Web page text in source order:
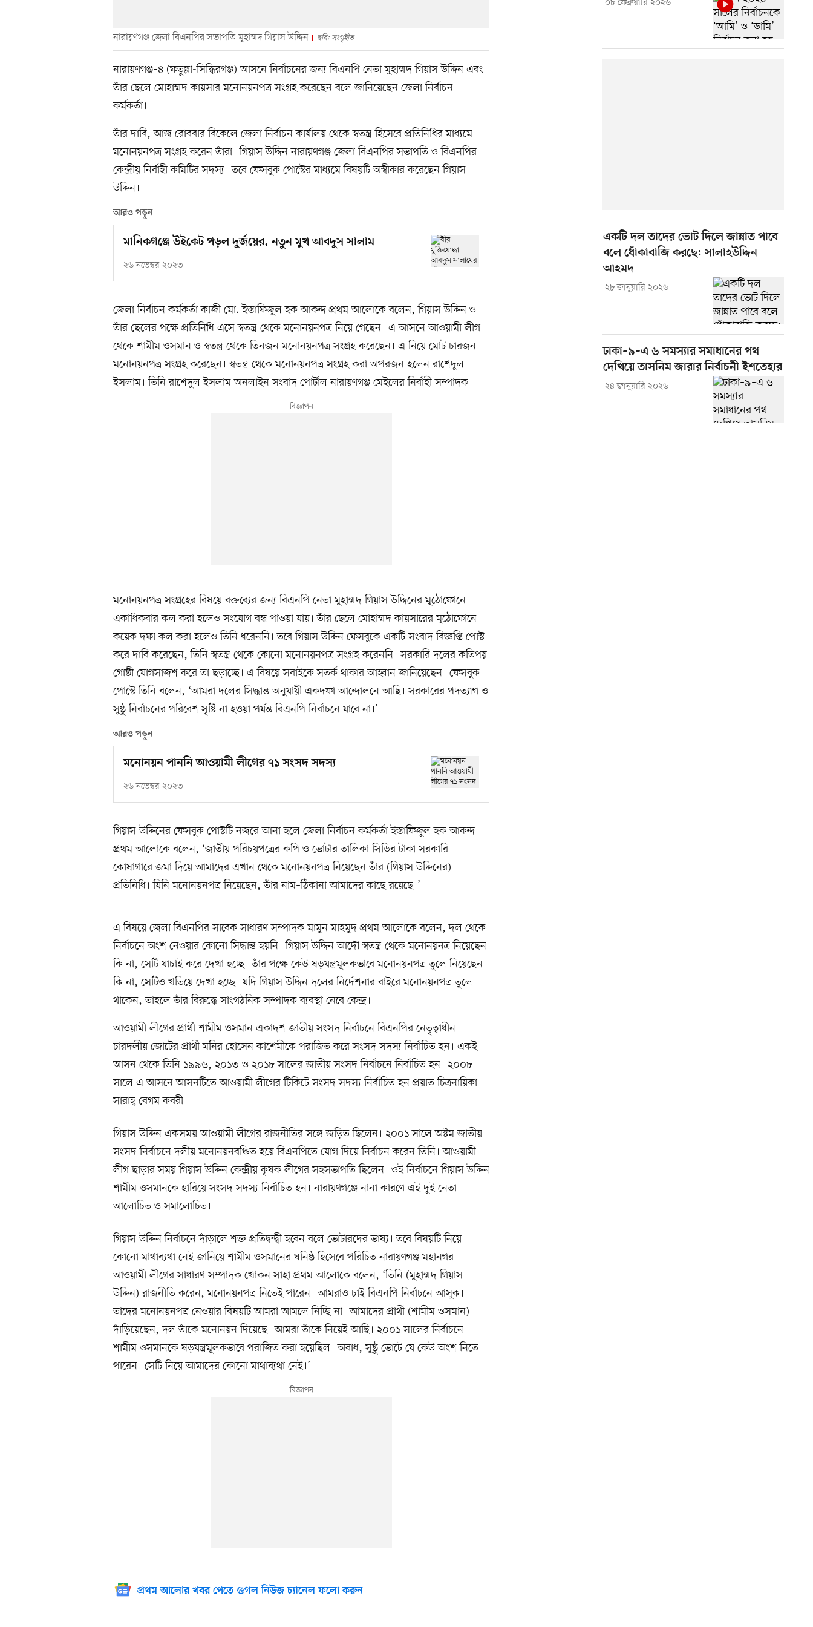
নারায়ণগঞ্জ জেলা বিএনপির সভাপতি মুহাম্মদ গিয়াস উদ্দিন ছবি: সংগৃহীত
নারায়ণগঞ্জ–৪ (ফতুল্লা-সিদ্ধিরগঞ্জ) আসনে নির্বাচনের জন্য বিএনপি নেতা মুহাম্মদ গিয়াস উদ্দিন এবং
তাঁর ছেলে মোহাম্মদ কায়সার মনোনয়নপত্র সংগ্রহ করেছেন বলে জানিয়েছেন জেলা নির্বাচন
কর্মকর্তা।
তাঁর দাবি, আজ রোববার বিকেলে জেলা নির্বাচন কার্যালয় থেকে স্বতন্ত্র হিসেবে প্রতিনিধির মাধ্যমে
মনোনয়নপত্র সংগ্রহ করেন তাঁরা। গিয়াস উদ্দিন নারায়ণগঞ্জ জেলা বিএনপির সভাপতি ও বিএনপির
কেন্দ্রীয় নির্বাহী কমিটির সদস্য। তবে ফেসবুক পোস্টের মাধ্যমে বিষয়টি অস্বীকার করেছেন গিয়াস
উদ্দিন।
আরও পড়ুন
মানিকগঞ্জে উইকেট পড়ল দুর্জয়ের, নতুন মুখ আবদুস সালাম
২৬ নভেম্বর ২০২৩
জেলা নির্বাচন কর্মকর্তা কাজী মো. ইস্তাফিজুল হক আকন্দ প্রথম আলোকে বলেন, গিয়াস উদ্দিন ও
তাঁর ছেলের পক্ষে প্রতিনিধি এসে স্বতন্ত্র থেকে মনোনয়নপত্র নিয়ে গেছেন। এ আসনে আওয়ামী লীগ
থেকে শামীম ওসমান ও স্বতন্ত্র থেকে তিনজন মনোনয়নপত্র সংগ্রহ করেছেন। এ নিয়ে মোট চারজন
মনোনয়নপত্র সংগ্রহ করেছেন। স্বতন্ত্র থেকে মনোনয়নপত্র সংগ্রহ করা অপরজন হলেন রাশেদুল
ইসলাম। তিনি রাশেদুল ইসলাম অনলাইন সংবাদ পোর্টাল নারায়ণগঞ্জ মেইলের নির্বাহী সম্পাদক।
মনোনয়নপত্র সংগ্রহের বিষয়ে বক্তব্যের জন্য বিএনপি নেতা মুহাম্মদ গিয়াস উদ্দিনের মুঠোফোনে
একাধিকবার কল করা হলেও সংযোগ বন্ধ পাওয়া যায়। তাঁর ছেলে মোহাম্মদ কায়সারের মুঠোফোনে
কয়েক দফা কল করা হলেও তিনি ধরেননি। তবে গিয়াস উদ্দিন ফেসবুকে একটি সংবাদ বিজ্ঞপ্তি পোস্ট
করে দাবি করেছেন, তিনি স্বতন্ত্র থেকে কোনো মনোনয়নপত্র সংগ্রহ করেননি। সরকারি দলের কতিপয়
গোষ্ঠী যোগসাজশ করে তা ছড়াচ্ছে। এ বিষয়ে সবাইকে সতর্ক থাকার আহ্বান জানিয়েছেন। ফেসবুক
পোস্টে তিনি বলেন, ‘আমরা দলের সিদ্ধান্ত অনুযায়ী একদফা আন্দোলনে আছি। সরকারের পদত্যাগ ও
সুষ্ঠু নির্বাচনের পরিবেশ সৃষ্টি না হওয়া পর্যন্ত বিএনপি নির্বাচনে যাবে না।’
আরও পড়ুন
মনোনয়ন পাননি আওয়ামী লীগের ৭১ সংসদ সদস্য
২৬ নভেম্বর ২০২৩
গিয়াস উদ্দিনের ফেসবুক পোস্টটি নজরে আনা হলে জেলা নির্বাচন কর্মকর্তা ইস্তাফিজুল হক আকন্দ
প্রথম আলোকে বলেন, ‘জাতীয় পরিচয়পত্রের কপি ও ভোটার তালিকা সিডির টাকা সরকারি
কোষাগারে জমা দিয়ে আমাদের এখান থেকে মনোনয়নপত্র নিয়েছেন তাঁর (গিয়াস উদ্দিনের)
প্রতিনিধি। যিনি মনোনয়নপত্র নিয়েছেন, তাঁর নাম–ঠিকানা আমাদের কাছে রয়েছে।’
এ বিষয়ে জেলা বিএনপির সাবেক সাধারণ সম্পাদক মামুন মাহমুদ প্রথম আলোকে বলেন, দল থেকে
নির্বাচনে অংশ নেওয়ার কোনো সিদ্ধান্ত হয়নি। গিয়াস উদ্দিন আদৌ স্বতন্ত্র থেকে মনোনয়নত্র নিয়েছেন
কি না, সেটি যাচাই করে দেখা হচ্ছে। তাঁর পক্ষে কেউ ষড়যন্ত্রমূলকভাবে মনোনয়নপত্র তুলে নিয়েছেন
কি না, সেটিও খতিয়ে দেখা হচ্ছে। যদি গিয়াস উদ্দিন দলের নির্দেশনার বাইরে মনোনয়নপত্র তুলে
থাকেন, তাহলে তাঁর বিরুদ্ধে সাংগঠনিক সম্পাদক ব্যবস্থা নেবে কেন্দ্র।
আওয়ামী লীগের প্রার্থী শামীম ওসমান একাদশ জাতীয় সংসদ নির্বাচনে বিএনপির নেতৃত্বাধীন
চারদলীয় জোটের প্রার্থী মনির হোসেন কাশেমীকে পরাজিত করে সংসদ সদস্য নির্বাচিত হন। একই
আসন থেকে তিনি ১৯৯৬, ২০১৩ ও ২০১৮ সালের জাতীয় সংসদ নির্বাচনে নির্বাচিত হন। ২০০৮
সালে এ আসনে আসনটিতে আওয়ামী লীগের টিকিটে সংসদ সদস্য নির্বাচিত হন প্রয়াত চিত্রনায়িকা
সারাহ্ বেগম কবরী।
গিয়াস উদ্দিন একসময় আওয়ামী লীগের রাজনীতির সঙ্গে জড়িত ছিলেন। ২০০১ সালে অষ্টম জাতীয়
সংসদ নির্বাচনে দলীয় মনোনয়নবঞ্চিত হয়ে বিএনপিতে যোগ দিয়ে নির্বাচন করেন তিনি। আওয়ামী
লীগ ছাড়ার সময় গিয়াস উদ্দিন কেন্দ্রীয় কৃষক লীগের সহসভাপতি ছিলেন। ওই নির্বাচনে গিয়াস উদ্দিন
শামীম ওসমানকে হারিয়ে সংসদ সদস্য নির্বাচিত হন। নারায়ণগঞ্জে নানা কারণে এই দুই নেতা
আলোচিত ও সমালোচিত।
গিয়াস উদ্দিন নির্বাচনে দাঁড়ালে শক্ত প্রতিদ্বন্দ্বী হবেন বলে ভোটারদের ভাষ্য। তবে বিষয়টি নিয়ে
কোনো মাথাব্যথা নেই জানিয়ে শামীম ওসমানের ঘনিষ্ঠ হিসেবে পরিচিত নারায়ণগঞ্জ মহানগর
আওয়ামী লীগের সাধারণ সম্পাদক খোকন সাহা প্রথম আলোকে বলেন, ‘তিনি (মুহাম্মদ গিয়াস
উদ্দিন) রাজনীতি করেন, মনোনয়নপত্র নিতেই পারেন। আমরাও চাই বিএনপি নির্বাচনে আসুক।
তাদের মনোনয়নপত্র নেওয়ার বিষয়টি আমরা আমলে নিচ্ছি না। আমাদের প্রার্থী (শামীম ওসমান)
দাঁড়িয়েছেন, দল তাঁকে মনোনয়ন দিয়েছে। আমরা তাঁকে নিয়েই আছি। ২০০১ সালের নির্বাচনে
শামীম ওসমানকে ষড়যন্ত্রমূলকভাবে পরাজিত করা হয়েছিল। অবাধ, সুষ্ঠু ভোটে যে কেউ অংশ নিতে
পারেন। সেটি নিয়ে আমাদের কোনো মাথাব্যথা নেই।’
প্রথম আলোর খবর পেতে গুগল নিউজ চ্যানেল ফলো করুন
০৮ ফেব্রুয়ারি ২০২৬
একটি দল তাদের ভোট দিলে জান্নাত পাবে
বলে ধোঁকাবাজি করছে: সালাহউদ্দিন
আহমদ
২৮ জানুয়ারি ২০২৬
ঢাকা–৯–এ ৬ সমস্যার সমাধানের পথ
দেখিয়ে তাসনিম জারার নির্বাচনী ইশতেহার
২৪ জানুয়ারি ২০২৬